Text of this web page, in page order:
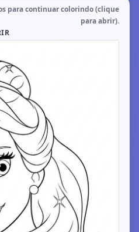
para continuar colorindo (clique
para abrir).